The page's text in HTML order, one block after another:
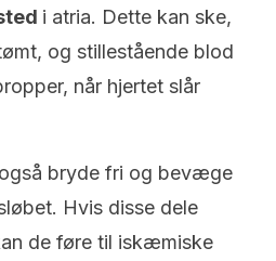
i atria. Dette kan ske,
og stillestående blod
når hjertet slår
bryde fri og bevæge
Hvis disse dele
de føre til iskæmiske